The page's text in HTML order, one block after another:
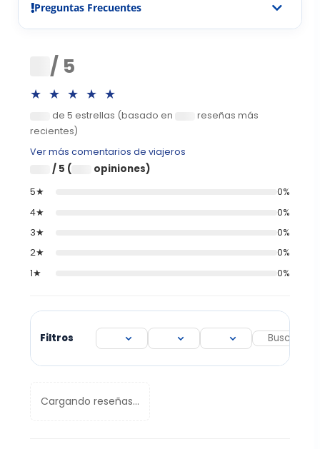
Preguntas Frecuentes
/ 5
★★★★★
de 5 estrellas (basado en
reseñas más
recientes)
Ver más comentarios de viajeros
/ 5 ( opiniones)
5★
0%
4★
0%
3★
0%
2★
0%
1★
0%
Filtros
Cargando reseñas...